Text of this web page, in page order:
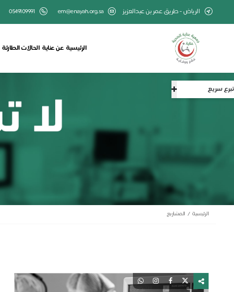
تبرع سريع
الرياض - طريق عمر بن عبدالعزيز em@enayah.org.sa
0549109991
الرئيسية عن عناية الحالات الطارئة
الرئيسية المشاريع